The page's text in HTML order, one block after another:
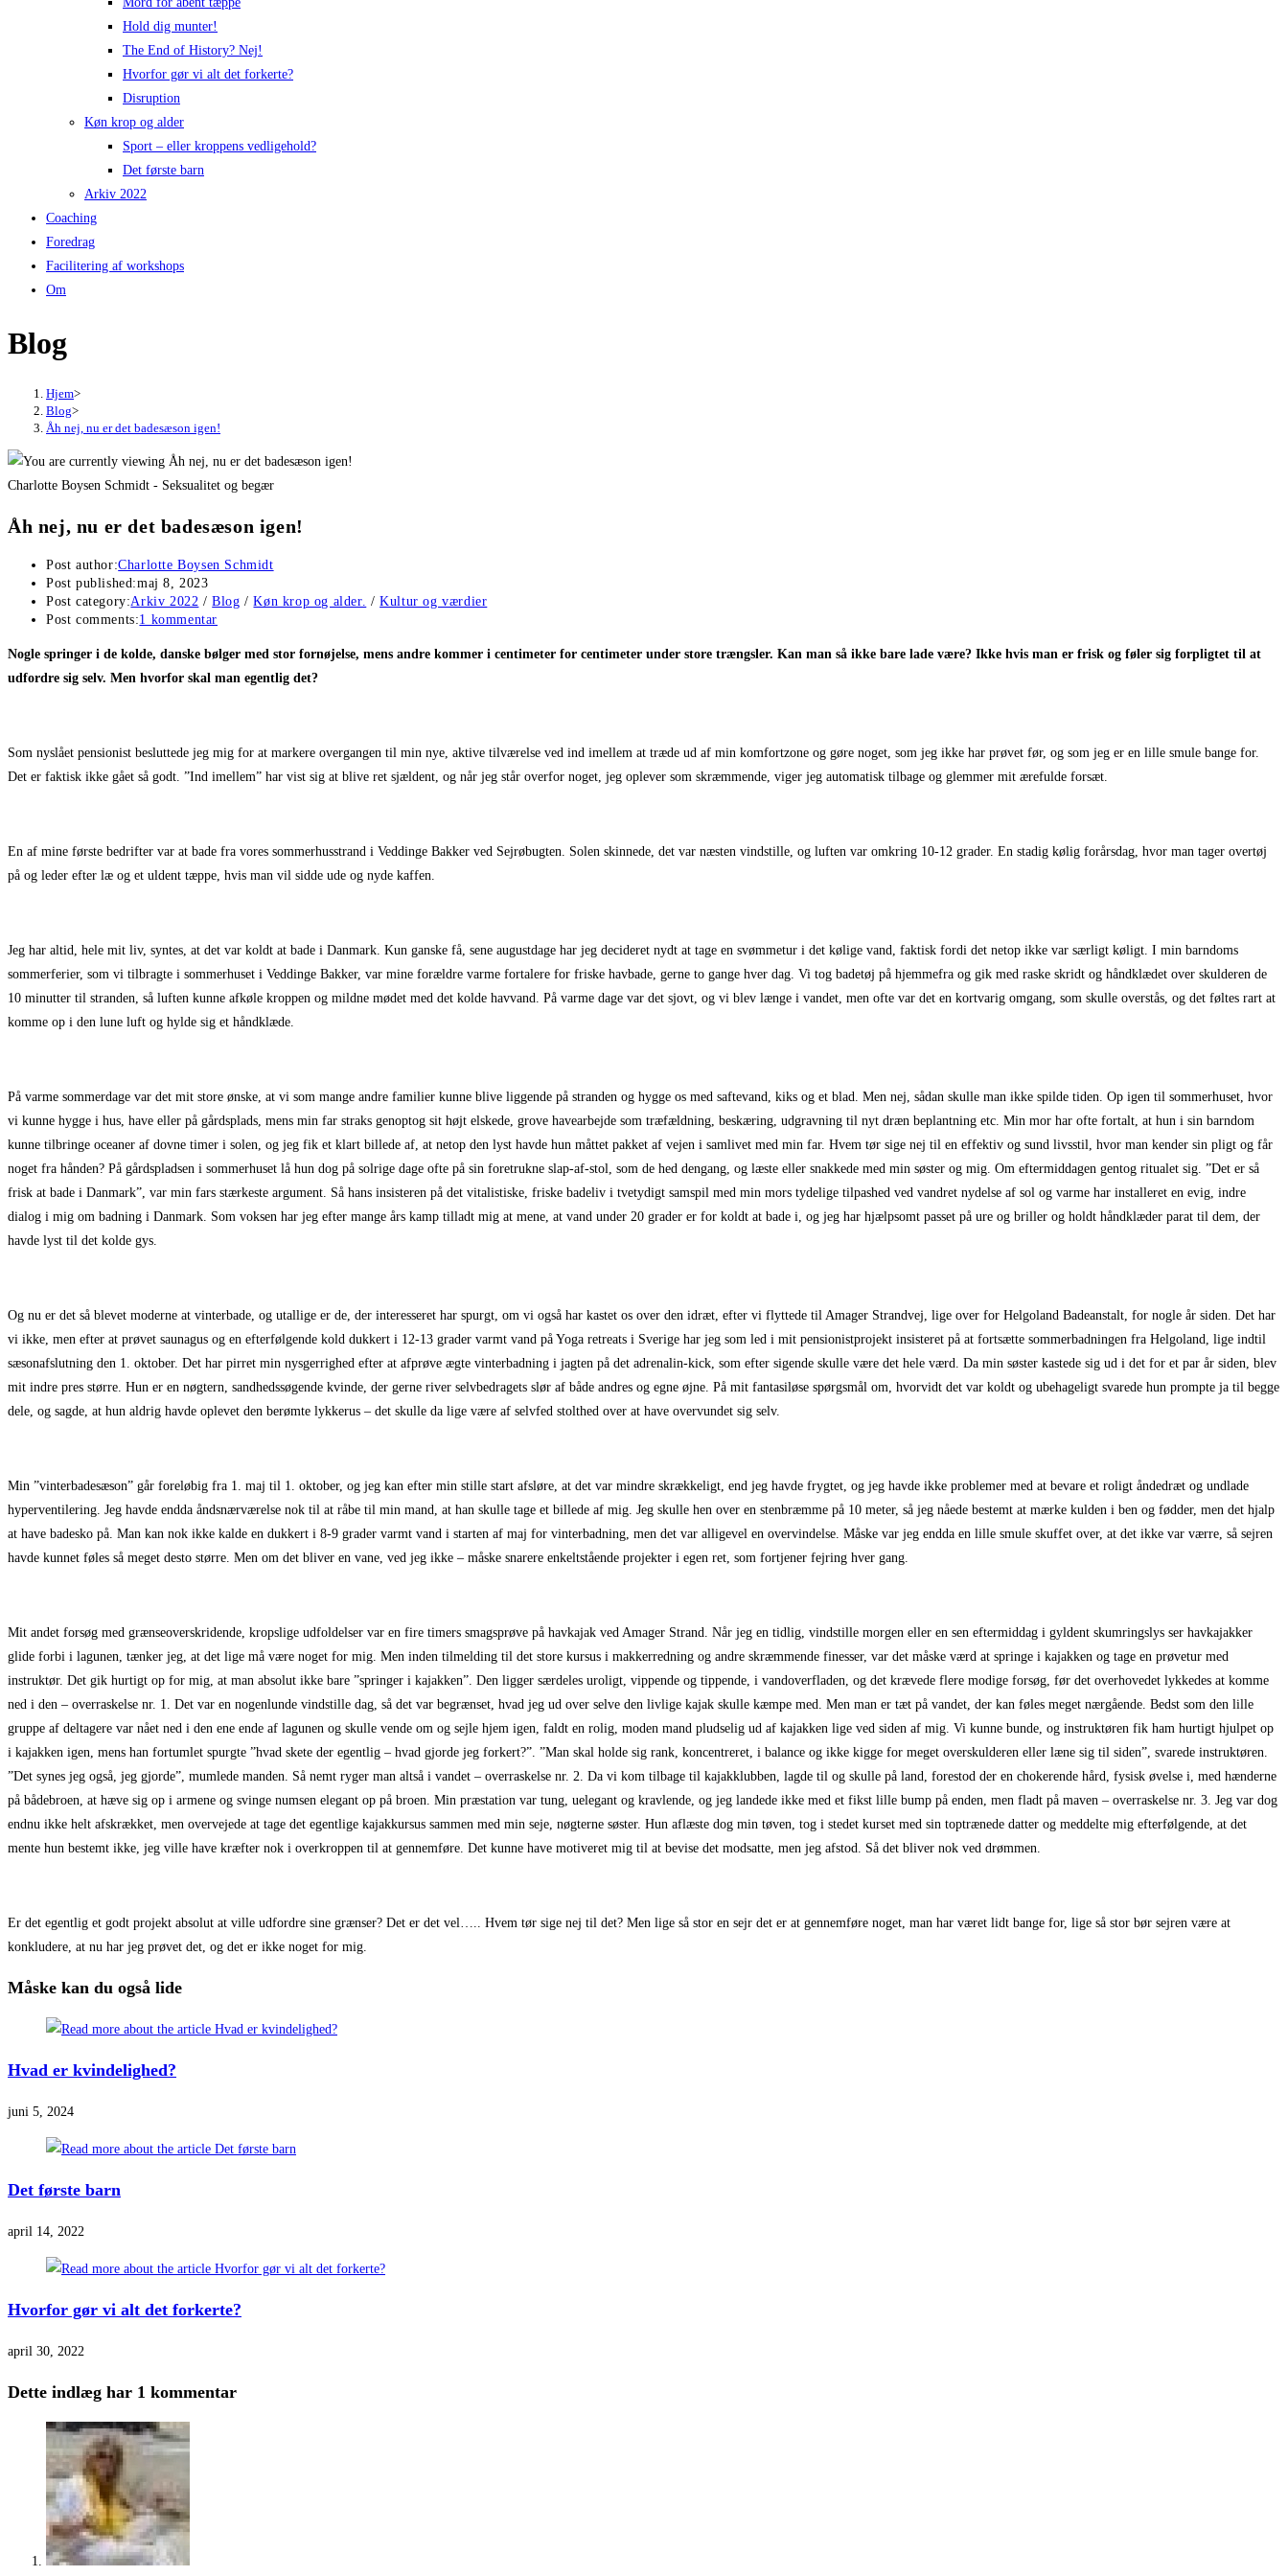
Hold dig munter!
The End of History? Nej!
Hvorfor gør vi alt det forkerte?
Disruption
Køn krop og alder
Sport – eller kroppens vedligehold?
Det første barn
Arkiv 2022
Coaching
Foredrag​
Facilitering af workshops
Om
Blog
Hjem>
Blog>
Åh nej, nu er det badesæson igen!
Charlotte Boysen Schmidt - Seksualitet og begær
Åh nej, nu er det badesæson igen!
Post author:Charlotte Boysen Schmidt
Post published:maj 8, 2023
Post category:Arkiv 2022 / Blog / Køn krop og alder. / Kultur og værdier
Post comments:1 kommentar
Nogle springer i de kolde, danske bølger med stor fornøjelse, mens andre kommer i centimeter for centimeter under store trængsler. Kan man så ikke bare lade være? Ikke hvis man er frisk og føler sig forpligtet til at
udfordre sig selv. Men hvorfor skal man egentlig det?
Som nyslået pensionist besluttede jeg mig for at markere overgangen til min nye, aktive tilværelse ved ind imellem at træde ud af min komfortzone og gøre noget, som jeg ikke har prøvet før, og som jeg er en lille smule bange for.
Det er faktisk ikke gået så godt. ”Ind imellem” har vist sig at blive ret sjældent, og når jeg står overfor noget, jeg oplever som skræmmende, viger jeg automatisk tilbage og glemmer mit ærefulde forsæt.
En af mine første bedrifter var at bade fra vores sommerhusstrand i Veddinge Bakker ved Sejrøbugten. Solen skinnede, det var næsten vindstille, og luften var omkring 10-12 grader. En stadig kølig forårsdag, hvor man tager overtøj
på og leder efter læ og et uldent tæppe, hvis man vil sidde ude og nyde kaffen.
Jeg har altid, hele mit liv, syntes, at det var koldt at bade i Danmark. Kun ganske få, sene augustdage har jeg decideret nydt at tage en svømmetur i det kølige vand, faktisk fordi det netop ikke var særligt køligt. I min barndoms
sommerferier, som vi tilbragte i sommerhuset i Veddinge Bakker, var mine forældre varme fortalere for friske havbade, gerne to gange hver dag. Vi tog badetøj på hjemmefra og gik med raske skridt og håndklædet over skulderen de
10 minutter til stranden, så luften kunne afkøle kroppen og mildne mødet med det kolde havvand. På varme dage var det sjovt, og vi blev længe i vandet, men ofte var det en kortvarig omgang, som skulle overstås, og det føltes rart at
komme op i den lune luft og hylde sig et håndklæde.
På varme sommerdage var det mit store ønske, at vi som mange andre familier kunne blive liggende på stranden og hygge os med saftevand, kiks og et blad. Men nej, sådan skulle man ikke spilde tiden. Op igen til sommerhuset, hvor
vi kunne hygge i hus, have eller på gårdsplads, mens min far straks genoptog sit højt elskede, grove havearbejde som træfældning, beskæring, udgravning til nyt dræn beplantning etc. Min mor har ofte fortalt, at hun i sin barndom
kunne tilbringe oceaner af dovne timer i solen, og jeg fik et klart billede af, at netop den lyst havde hun måttet pakket af vejen i samlivet med min far. Hvem tør sige nej til en effektiv og sund livsstil, hvor man kender sin pligt og får
noget fra hånden? På gårdspladsen i sommerhuset lå hun dog på solrige dage ofte på sin foretrukne slap-af-stol, som de hed dengang, og læste eller snakkede med min søster og mig. Om eftermiddagen gentog ritualet sig. ”Det er så
frisk at bade i Danmark”, var min fars stærkeste argument. Så hans insisteren på det vitalistiske, friske badeliv i tvetydigt samspil med min mors tydelige tilpashed ved vandret nydelse af sol og varme har installeret en evig, indre
dialog i mig om badning i Danmark. Som voksen har jeg efter mange års kamp tilladt mig at mene, at vand under 20 grader er for koldt at bade i, og jeg har hjælpsomt passet på ure og briller og holdt håndklæder parat til dem, der
havde lyst til det kolde gys.
Og nu er det så blevet moderne at vinterbade, og utallige er de, der interesseret har spurgt, om vi også har kastet os over den idræt, efter vi flyttede til Amager Strandvej, lige over for Helgoland Badeanstalt, for nogle år siden. Det har
vi ikke, men efter at prøvet saunagus og en efterfølgende kold dukkert i 12-13 grader varmt vand på Yoga retreats i Sverige har jeg som led i mit pensionistprojekt insisteret på at fortsætte sommerbadningen fra Helgoland, lige indtil
sæsonafslutning den 1. oktober. Det har pirret min nysgerrighed efter at afprøve ægte vinterbadning i jagten på det adrenalin-kick, som efter sigende skulle være det hele værd. Da min søster kastede sig ud i det for et par år siden, blev
mit indre pres større. Hun er en nøgtern, sandhedssøgende kvinde, der gerne river selvbedragets slør af både andres og egne øjne. På mit fantasiløse spørgsmål om, hvorvidt det var koldt og ubehageligt svarede hun prompte ja til begge
dele, og sagde, at hun aldrig havde oplevet den berømte lykkerus – det skulle da lige være af selvfed stolthed over at have overvundet sig selv.
Min ”vinterbadesæson” går foreløbig fra 1. maj til 1. oktober, og jeg kan efter min stille start afsløre, at det var mindre skrækkeligt, end jeg havde frygtet, og jeg havde ikke problemer med at bevare et roligt åndedræt og undlade
hyperventilering. Jeg havde endda åndsnærværelse nok til at råbe til min mand, at han skulle tage et billede af mig. Jeg skulle hen over en stenbræmme på 10 meter, så jeg nåede bestemt at mærke kulden i ben og fødder, men det hjalp
at have badesko på. Man kan nok ikke kalde en dukkert i 8-9 grader varmt vand i starten af maj for vinterbadning, men det var alligevel en overvindelse. Måske var jeg endda en lille smule skuffet over, at det ikke var værre, så sejren
havde kunnet føles så meget desto større. Men om det bliver en vane, ved jeg ikke – måske snarere enkeltstående projekter i egen ret, som fortjener fejring hver gang.
Mit andet forsøg med grænseoverskridende, kropslige udfoldelser var en fire timers smagsprøve på havkajak ved Amager Strand. Når jeg en tidlig, vindstille morgen eller en sen eftermiddag i gyldent skumringslys ser havkajakker
glide forbi i lagunen, tænker jeg, at det lige må være noget for mig. Men inden tilmelding til det store kursus i makkerredning og andre skræmmende finesser, var det måske værd at springe i kajakken og tage en prøvetur med
instruktør. Det gik hurtigt op for mig, at man absolut ikke bare ”springer i kajakken”. Den ligger særdeles uroligt, vippende og tippende, i vandoverfladen, og det krævede flere modige forsøg, før det overhovedet lykkedes at komme
ned i den – overraskelse nr. 1. Det var en nogenlunde vindstille dag, så det var begrænset, hvad jeg ud over selve den livlige kajak skulle kæmpe med. Men man er tæt på vandet, der kan føles meget nærgående. Bedst som den lille
gruppe af deltagere var nået ned i den ene ende af lagunen og skulle vende om og sejle hjem igen, faldt en rolig, moden mand pludselig ud af kajakken lige ved siden af mig. Vi kunne bunde, og instruktøren fik ham hurtigt hjulpet op
i kajakken igen, mens han fortumlet spurgte ”hvad skete der egentlig – hvad gjorde jeg forkert?”. ”Man skal holde sig rank, koncentreret, i balance og ikke kigge for meget overskulderen eller læne sig til siden”, svarede instruktøren.
”Det synes jeg også, jeg gjorde”, mumlede manden. Så nemt ryger man altså i vandet – overraskelse nr. 2. Da vi kom tilbage til kajakklubben, lagde til og skulle på land, forestod der en chokerende hård, fysisk øvelse i, med hænderne
på bådebroen, at hæve sig op i armene og svinge numsen elegant op på broen. Min præstation var tung, uelegant og kravlende, og jeg landede ikke med et fikst lille bump på enden, men fladt på maven – overraskelse nr. 3. Jeg var dog
endnu ikke helt afskrækket, men overvejede at tage det egentlige kajakkursus sammen med min seje, nøgterne søster. Hun aflæste dog min tøven, tog i stedet kurset med sin toptrænede datter og meddelte mig efterfølgende, at det
mente hun bestemt ikke, jeg ville have kræfter nok i overkroppen til at gennemføre. Det kunne have motiveret mig til at bevise det modsatte, men jeg afstod. Så det bliver nok ved drømmen.
Er det egentlig et godt projekt absolut at ville udfordre sine grænser? Det er det vel….. Hvem tør sige nej til det? Men lige så stor en sejr det er at gennemføre noget, man har været lidt bange for, lige så stor bør sejren være at
konkludere, at nu har jeg prøvet det, og det er ikke noget for mig.
Måske kan du også lide
Hvad er kvindelighed?
juni 5, 2024
Det første barn
april 14, 2022
Hvorfor gør vi alt det forkerte?
april 30, 2022
Dette indlæg har 1 kommentar